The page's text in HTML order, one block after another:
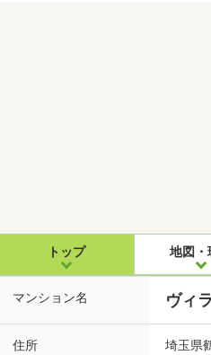
トップ 地図・
マンション名 ヴィ
住所 埼玉県